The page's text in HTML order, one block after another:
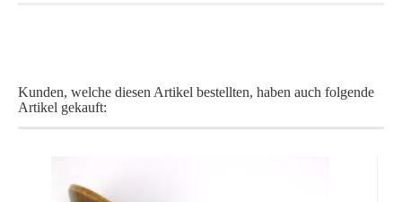
Kunden, welche diesen Artikel bestellten, haben auch folgende
Artikel gekauft: